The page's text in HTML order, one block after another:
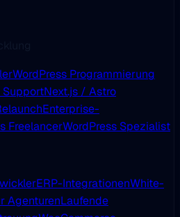
WordPress Programmierung
SupportNext.js / Astro
Enterprise-
FreelancerWordPress Spezialist
ERP-IntegrationenWhite-
AgenturenLaufende